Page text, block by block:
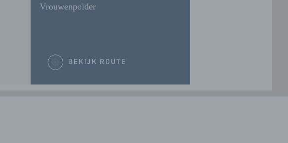
Vrouwenpolder
BEKIJK ROUTE